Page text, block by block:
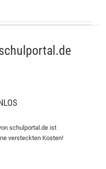
schulportal.de ist
versteckten Kosten!